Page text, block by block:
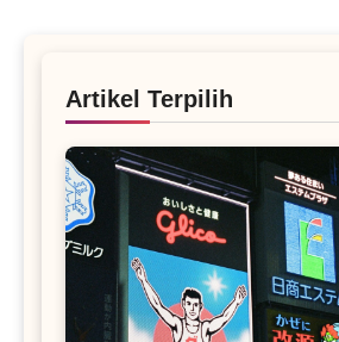
Artikel Terpilih